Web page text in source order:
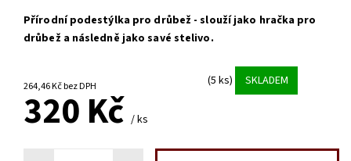
Přírodní podestýlka pro drůbež - slouží jako hračka pro
drůbež a následně jako savé stelivo.
264,46 Kč bez DPH (5 ks) SKLADEM
320 Kč / ks